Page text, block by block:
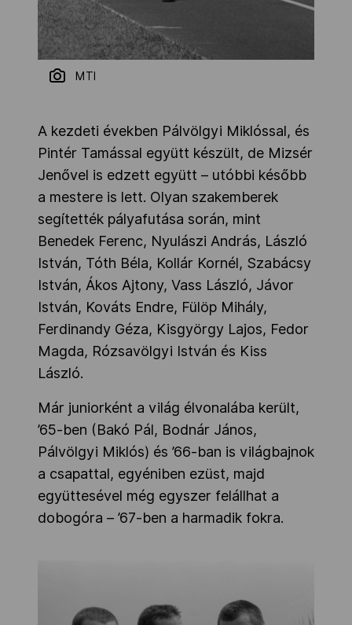
MTI
A kezdeti években Pálvölgyi Miklóssal, és
Pintér Tamással együtt készült, de Mizsér
Jenővel is edzett együtt – utóbbi később
a mestere is lett. Olyan szakemberek
segítették pályafutása során, mint
Benedek Ferenc, Nyulászi András, László
István, Tóth Béla, Kollár Kornél, Szabácsy
István, Ákos Ajtony, Vass László, Jávor
István, Kováts Endre, Fülöp Mihály,
Ferdinandy Géza, Kisgyörgy Lajos, Fedor
Magda, Rózsavölgyi István és Kiss
László.
Már juniorként a világ élvonalába került,
’65-ben (Bakó Pál, Bodnár János,
Pálvölgyi Miklós) és ’66-ban is világbajnok
a csapattal, egyéniben ezüst, majd
együttesével még egyszer felállhat a
dobogóra – ’67-ben a harmadik fokra.